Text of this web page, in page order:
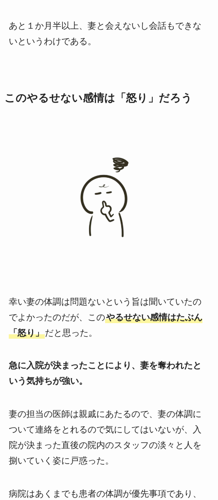
あと１か月半以上、妻と会えないし会話もできな
いというわけである。
このやるせない感情は「怒り」だろう
幸い妻の体調は問題ないという旨は聞いていたの
でよかったのだが、このやるせない感情はたぶん
「怒り」だと思った。
急に入院が決まったことにより、妻を奪われたと
いう気持ちが強い。
妻の担当の医師は親戚にあたるので、妻の体調に
ついて連絡をとれるので気にしてはいないが、入
院が決まった直後の院内のスタッフの淡々と人を
捌いていく姿に戸惑った。
病院はあくまでも患者の体調が優先事項であり、